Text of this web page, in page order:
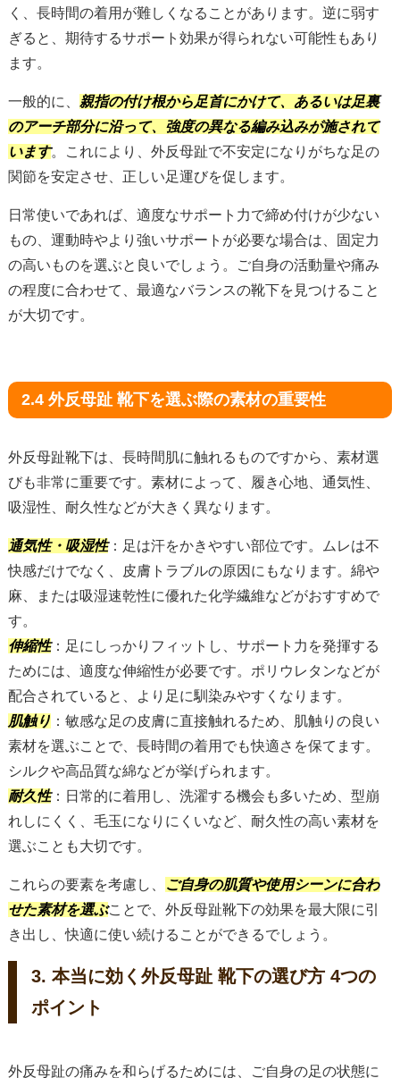
く、長時間の着用が難しくなることがあります。逆に弱す
ぎると、期待するサポート効果が得られない可能性もあり
ます。
一般的に、 親指の付け根から足首にかけて、あるいは足裏
のアーチ部分に沿って、強度の異なる編み込みが施されて
います。これにより、外反母趾で不安定になりがちな足の
関節を安定させ、正しい足運びを促します。
日常使いであれば、適度なサポート力で締め付けが少ない
もの、運動時やより強いサポートが必要な場合は、固定力
の高いものを選ぶと良いでしょう。ご自身の活動量や痛み
の程度に合わせて、最適なバランスの靴下を見つけること
が大切です。
2.4 外反母趾 靴下を選ぶ際の素材の重要性
外反母趾靴下は、長時間肌に触れるものですから、素材選
びも非常に重要です。素材によって、履き心地、通気性、
吸湿性、耐久性などが大きく異なります。
通気性・吸湿性：足は汗をかきやすい部位です。ムレは不
快感だけでなく、皮膚トラブルの原因にもなります。綿や
麻、または吸湿速乾性に優れた化学繊維などがおすすめで
す。
伸縮性：足にしっかりフィットし、サポート力を発揮する
ためには、適度な伸縮性が必要です。ポリウレタンなどが
配合されていると、より足に馴染みやすくなります。
肌触り ：敏感な足の皮膚に直接触れるため、肌触りの良い
素材を選ぶことで、長時間の着用でも快適さを保てます。
シルクや高品質な綿などが挙げられます。
耐久性：日常的に着用し、洗濯する機会も多いため、型崩
れしにくく、毛玉になりにくいなど、耐久性の高い素材を
選ぶことも大切です。
これらの要素を考慮し、
ご自身の肌質や使用シーンに合わ
せた素材を選ぶことで、外反母趾靴下の効果を最大限に引
き出し、快適に使い続けることができるでしょう。
3. 本当に効く外反母趾 靴下の選び方 4つの
ポイント
外反母趾の痛みを和らげるためには、ご自身の足の状態に